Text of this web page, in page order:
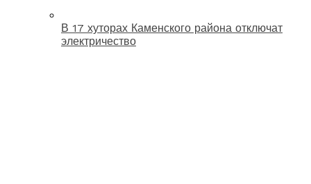
В 17 хуторах Каменского района отключат
электричество